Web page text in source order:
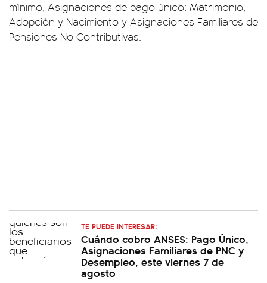
mínimo, Asignaciones de pago único: Matrimonio,
Adopción y Nacimiento y Asignaciones Familiares de
Pensiones No Contributivas.
TE PUEDE INTERESAR:
Cuándo cobro ANSES: Pago Único,
Asignaciones Familiares de PNC y
Desempleo, este viernes 7 de
agosto